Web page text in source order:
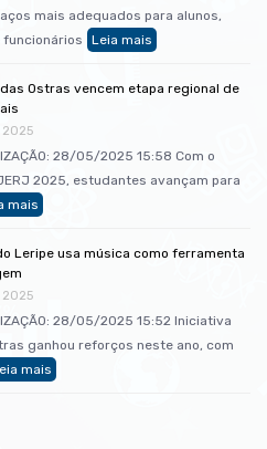
mais adequados para alunos,
Ostras vencem etapa regional de
2025
28/05/2025 15:58 Com o
2025, estudantes avançam para
Leripe usa música como ferramenta
2025
28/05/2025 15:52 Iniciativa
ganhou reforços neste ano, com